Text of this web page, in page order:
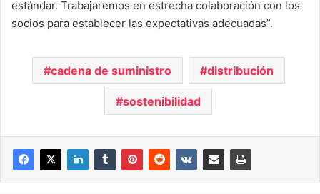
estándar. Trabajaremos en estrecha colaboración con los
socios para establecer las expectativas adecuadas”.
cadena de suministro distribución
sostenibilidad